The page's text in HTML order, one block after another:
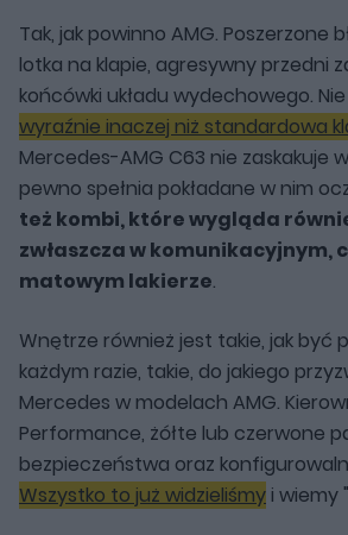
Tak, jak powinno AMG. Poszerzone
lotka na klapie, agresywny przedni
końcówki układu wydechowego. Nie
wyraźnie inaczej niż standardowa
Mercedes-AMG C63 nie zaskakuje
pewno spełnia pokładane w nim
też kombi, które wygląda
zwłaszcza w komunikacyjnym,
matowym lakierze.
Wnętrze również jest takie, jak być
każdym razie, takie, do jakiego
Mercedes w modelach AMG.
Performance, żółte lub czerwone
bezpieczeństwa oraz
Wszystko to już widzieliśmy i wiemy